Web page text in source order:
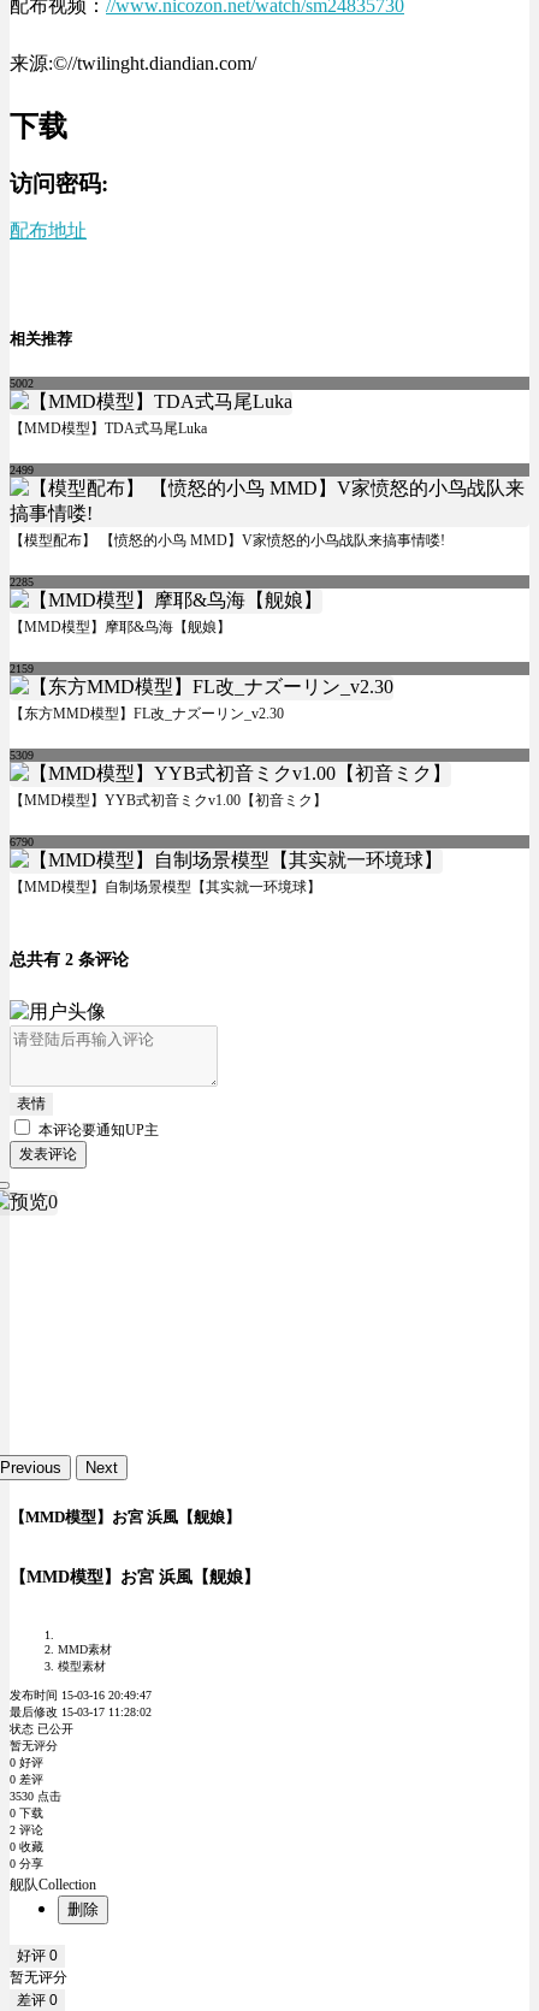
配布视频： //www.nicozon.net/watch/sm24835730
来源:©//twilinght.diandian.com/
下载
访问密码:
配布地址
相关推荐
5002
【MMD模型】TDA式马尾Luka
2499
【模型配布】 【愤怒的小鸟 MMD】V家愤怒的小鸟战队来搞事情喽!
2285
【MMD模型】摩耶&鸟海【舰娘】
2159
【东方MMD模型】FL改_ナズーリン_v2.30
5309
【MMD模型】YYB式初音ミクv1.00【初音ミク】
6790
【MMD模型】自制场景模型【其实就一环境球】
总共有 2 条评论
表情
本评论要通知UP主
发表评论
Previous Next
【MMD模型】お宮 浜風【舰娘】
【MMD模型】お宮 浜風【舰娘】
MMD素材
模型素材
发布时间 15-03-16 20:49:47
最后修改 15-03-17 11:28:02
状态 已公开
暂无评分
0 好评
0 差评
3530 点击
0 下载
2 评论
0 收藏
0 分享
舰队Collection
删除
好评 0
暂无评分
差评 0